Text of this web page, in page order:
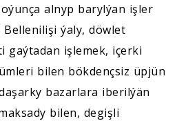
alnyp barylýan işler
ýaly, döwlet
gaýtadan işlemek, içerki
bilen bökdençsiz üpjün
bazarlara iberilýän
bilen, degişli